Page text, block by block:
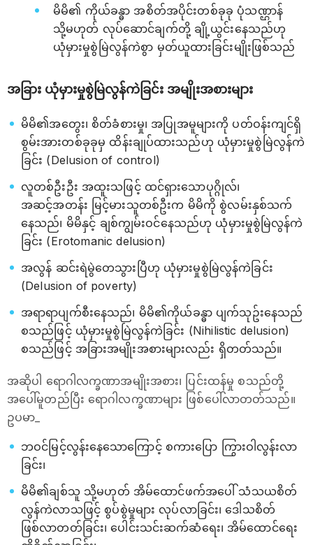
မိမိ၏ ကိုယ်ခန္ဓာ အစိတ်အပိုင်းတစ်ခုခု ပုံသဏ္ဌာန်
သို့မဟုတ် လုပ်ဆောင်ချက်တို့ ချို့ယွင်းနေသည်ဟု
ယုံမှားမှုစွဲမြဲလွန်ကဲစွာ မှတ်ယူထားခြင်းမျိုးဖြစ်သည်
အခြား ယုံမှားမှုစွဲမြဲလွန်ကဲခြင်း အမျိုးအစားများ
မိမိ၏အတွေး၊ စိတ်ခံစားမှု၊ အပြုအမူများကို ပတ်ဝန်းကျင်ရှိ
စွမ်းအားတစ်ခုခုမှ ထိန်းချုပ်ထားသည်ဟု ယုံမှားမှုစွဲမြဲလွန်ကဲ
ခြင်း (Delusion of control)
လူတစ်ဦးဦး အထူးသဖြင့် ထင်ရှားသောပုဂ္ဂိုလ်၊
အဆင့်အတန်း မြင့်မားသူတစ်ဦးက မိမိကို စွဲလမ်းနှစ်သက်
နေသည်၊ မိမိနှင့် ချစ်ကျွမ်းဝင်နေသည်ဟု ယုံမှားမှုစွဲမြဲလွန်ကဲ
ခြင်း (Erotomanic delusion)
အလွန် ဆင်းရဲမွဲတေသွားပြီဟု ယုံမှားမှုစွဲမြဲလွန်ကဲခြင်း
(Delusion of poverty)
အရာရာပျက်စီးနေသည်၊ မိမိ၏ကိုယ်ခန္ဓာ ပျက်သုဥ်းနေသည်
စသည်ဖြင့် ယုံမှားမှုစွဲမြဲလွန်ကဲခြင်း (Nihilistic delusion)
စသည်ဖြင့် အခြားအမျိုးအစားများလည်း ရှိတတ်သည်။
အဆိုပါ ရောဂါလက္ခဏာအမျိုးအစား၊ ပြင်းထန်မှု စသည်တို့
အပေါ်မူတည်ပြီး ရောဂါလက္ခဏာများ ဖြစ်ပေါ်လာတတ်သည်။
ဥပမာ_
ဘဝင်မြင့်လွန်းနေသောကြောင့် စကားပြော ကြွားဝါလွန်းလာ
ခြင်း၊
မိမိ၏ချစ်သူ သို့မဟုတ် အိမ်ထောင်ဖက်အပေါ် သံသယစိတ်
လွန်ကဲလာသဖြင့် စွပ်စွဲမှုများ လုပ်လာခြင်း၊ ဒေါသစိတ်
ဖြစ်လာတတ်ခြင်း၊ ပေါင်းသင်းဆက်ဆံရေး၊ အိမ်ထောင်ရေး